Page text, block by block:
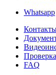
Whatsapp
FAQ